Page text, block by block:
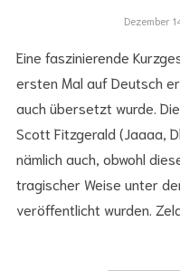
Dezember
Eine faszinierende
ersten Mal auf Deutsch
auch übersetzt wurde.
Scott Fitzgerald (Jaaaa,
nämlich auch, obwohl
tragischer Weise unter
veröffentlicht wurden.